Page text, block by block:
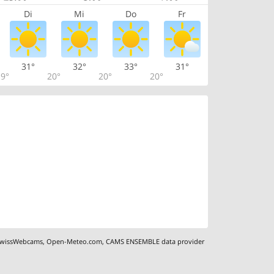
Di Mi Do Fr
31°
20°
32°
20°
33°
20°
31°
,Open-Meteo.com,CAMS ENSEMBLE data provider